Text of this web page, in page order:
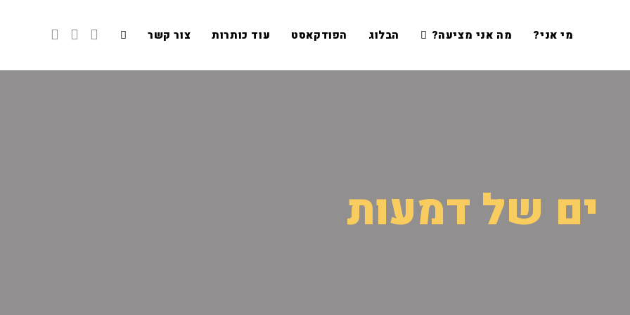
מי אני? מה אני מציעה? הבלוג הפודקאסט עוד כותרות צור קשר Toggle
ים של דמעות